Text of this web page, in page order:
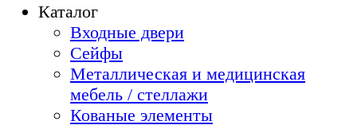
Каталог
Входные двери
Сейфы
Металлическая и медицинская
мебель / стеллажи
Кованые элементы